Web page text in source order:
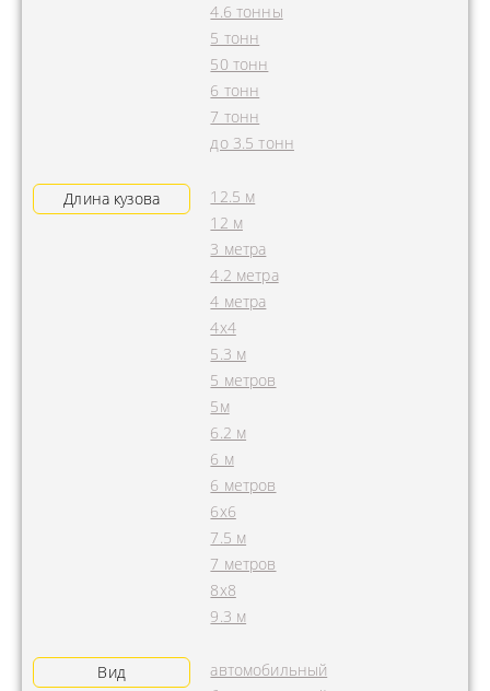
4.6 тонны
5 тонн
50 тонн
6 тонн
7 тонн
до 3.5 тонн
Длина кузова
12.5 м
12 м
3 метра
4.2 метра
4 метра
4x4
5.3 м
5 метров
5м
6.2 м
6 м
6 метров
6х6
7.5 м
7 метров
8х8
9.3 м
Вид
автомобильный